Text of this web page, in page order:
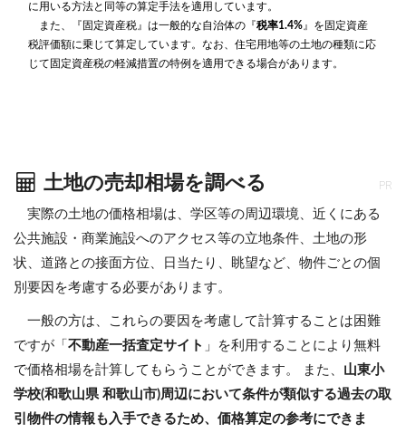
に用いる方法と同等の算定手法を適用しています。
また、『固定資産税』は一般的な自治体の『 税率1.4%』を固定資産
税評価額に乗じて算定しています。なお、住宅用地等の土地の種類に応
じて固定資産税の軽減措置の特例を適用できる場合があります。
土地の売却相場を調べる PR
実際の土地の価格相場は、学区等の周辺環境、近くにある
公共施設・商業施設へのアクセス等の立地条件、土地の形
状、道路との接面方位、日当たり、眺望など、物件ごとの個
別要因を考慮する必要があります。
一般の方は、これらの要因を考慮して計算することは困難
ですが「 不動産一括査定サイト 」を利用することにより無料
で価格相場を計算してもらうことができます。 また、 山東小
学校(和歌山県 和歌山市)周辺において条件が類似する過去の取
引物件の情報も入手できるため、価格算定の参考にできま